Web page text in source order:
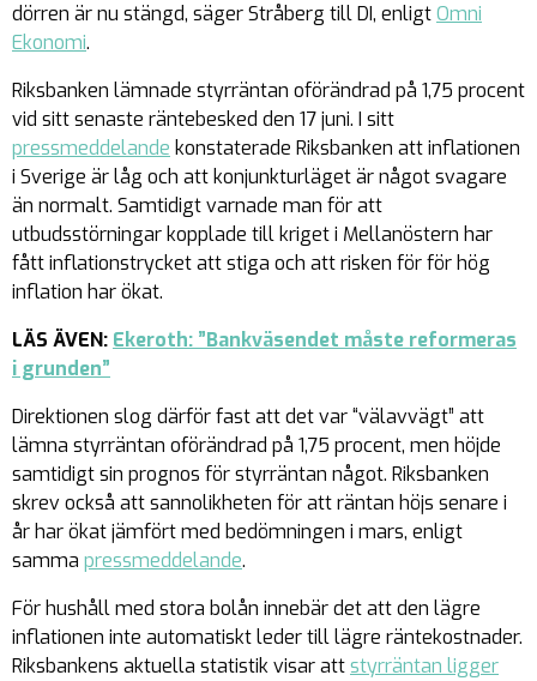
dörren är nu stängd, säger Stråberg till DI, enligtOmni
Ekonomi.
Riksbanken lämnade styrräntan oförändrad på 1,75 procent
vid sitt senaste räntebesked den 17 juni. I sitt
pressmeddelande konstaterade Riksbanken att inflationen
i Sverige är låg och att konjunkturläget är något svagare
än normalt. Samtidigt varnade man för att
utbudsstörningar kopplade till kriget i Mellanöstern har
fått inflationstrycket att stiga och att risken för för hög
inflation har ökat.
LÄS ÄVEN: Ekeroth: ”Bankväsendet måste reformeras
i grunden”
Direktionen slog därför fast att det var “välavvägt” att
lämna styrräntan oförändrad på 1,75 procent, men höjde
samtidigt sin prognos för styrräntan något. Riksbanken
skrev också att sannolikheten för att räntan höjs senare i
år har ökat jämfört med bedömningen i mars, enligt
samma pressmeddelande.
För hushåll med stora bolån innebär det att den lägre
inflationen inte automatiskt leder till lägre räntekostnader.
Riksbankens aktuella statistik visar attstyrräntan ligger